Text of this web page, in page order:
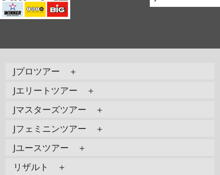
Jプロツアー ＋
Jエリートツアー ＋
Jマスターズツアー ＋
Jフェミニンツアー ＋
Jユースツアー ＋
リザルト ＋